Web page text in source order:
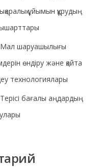
ұйымын құрудың
Мал шаруашылығы
өндіру және қайта
технологиялары
Терісі бағалы аңдардың